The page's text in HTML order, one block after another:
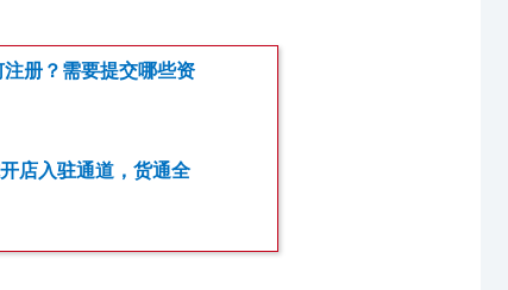
册？需要提交哪些资
店入驻通道，货通全